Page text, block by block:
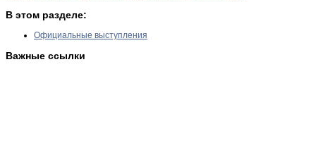
В этом разделе:
Официальные выступления
Важные ссылки